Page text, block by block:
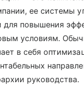
ее системы
для повышения
условиям.
в себя
руководства.